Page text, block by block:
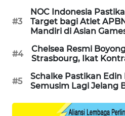
#3
NOC Indonesia
Target bagi Atlet
Mandiri di Asian
#4
Chelsea Resmi
Strasbourg, Ikat
#5
Schalke Pastikan
Semusim Lagi Jelang
NEWS
GARONGGANG
NEWS
FISUELRI
ID